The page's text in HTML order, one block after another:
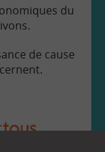
du
de cause